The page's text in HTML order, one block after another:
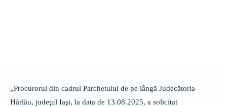
„Procurorul din cadrul Parchetului de pe lângă Judecătoria
Hârlău, judeţul Iaşi, la data de 13.08.2025, a solicitat